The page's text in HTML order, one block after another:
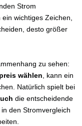
Strom
wichtiges Zeichen,
desto größer
zu sehen:
wählen , kann ein
Natürlich spielt bei
die entscheidende
den Stromvergleich